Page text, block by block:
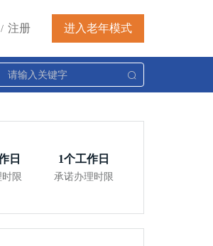
/ 注册 进入老年模式
日
限
1个工作日
承诺办理时限